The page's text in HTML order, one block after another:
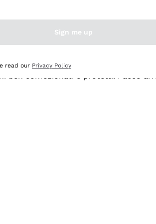
ben confezionati e protetti. Pacco
Sign me up
read our Privacy Policy